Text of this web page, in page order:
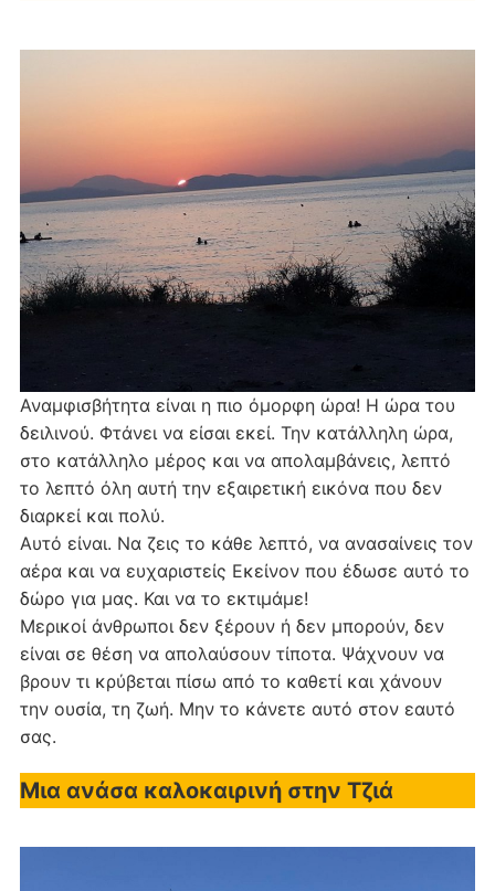
Αναμφισβήτητα είναι η πιο όμορφη ώρα! Η ώρα του
δειλινού. Φτάνει να είσαι εκεί. Την κατάλληλη ώρα,
στο κατάλληλο μέρος και να απολαμβάνεις, λεπτό
το λεπτό όλη αυτή την εξαιρετική εικόνα που δεν
διαρκεί και πολύ.
Αυτό είναι. Να ζεις το κάθε λεπτό, να ανασαίνεις τον
αέρα και να ευχαριστείς Εκείνον που έδωσε αυτό το
δώρο για μας. Και να το εκτιμάμε!
Μερικοί άνθρωποι δεν ξέρουν ή δεν μπορούν, δεν
είναι σε θέση να απολαύσουν τίποτα. Ψάχνουν να
βρουν τι κρύβεται πίσω από το καθετί και χάνουν
την ουσία, τη ζωή. Μην το κάνετε αυτό στον εαυτό
σας.
Μια ανάσα καλοκαιρινή στην Τζιά